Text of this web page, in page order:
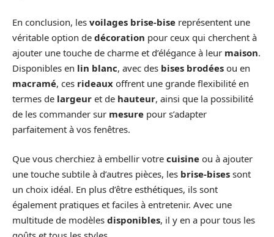
En conclusion, les voilages brise-bise représentent une
véritable option de décoration pour ceux qui cherchent à
ajouter une touche de charme et d’élégance à leur maison.
Disponibles en lin blanc, avec des bises brodées ou en
macramé, ces rideaux offrent une grande flexibilité en
termes de largeur et de hauteur, ainsi que la possibilité
de les commander sur mesure pour s’adapter
parfaitement à vos fenêtres.
Que vous cherchiez à embellir votre cuisine ou à ajouter
une touche subtile à d’autres pièces, les brise-bises sont
un choix idéal. En plus d’être esthétiques, ils sont
également pratiques et faciles à entretenir. Avec une
multitude de modèles disponibles, il y en a pour tous les